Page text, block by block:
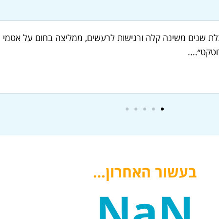
היקרה. בזכותך ובזכות אטמי האוזניים שקיבלתי אתמול ממך,
בעשור האחרון…